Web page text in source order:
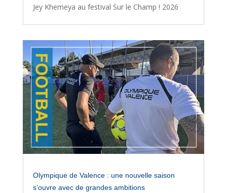
Jey Khemeya au festival Sur le Champ ! 2026
Olympique de Valence : une nouvelle saison
s’ouvre avec de grandes ambitions